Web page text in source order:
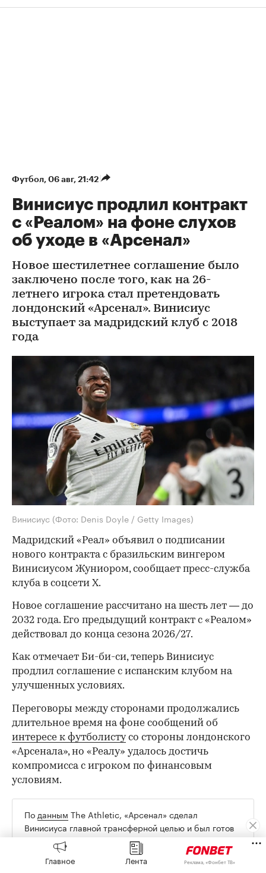
Футбол 06 авг, 21:42
Винисиус продлил контракт
с «Реалом» на фоне слухов
об уходе в «Арсенал»
Новое шестилетнее соглашение было
заключено после того, как на 26-
летнего игрока стал претендовать
лондонский «Арсенал». Винисиус
выступает за мадридский клуб с 2018
года
Винисиус (Фото: Denis Doyle / Getty Images)
Мадридский «Реал» объявил о подписании
нового контракта с бразильским вингером
Винисиусом Жуниором, сообщает пресс-служба
клуба в соцсети X.
Новое соглашение рассчитано на шесть лет — до
2032 года. Его предыдущий контракт с «Реалом»
действовал до конца сезона 2026/27.
Как отмечает Би-би-си, теперь Винисиус
продлил соглашение с испанским клубом на
улучшенных условиях.
/
Переговоры между сторонами продолжались
длительное время на фоне сообщений об
интересе к футболистусо стороны лондонского
«Арсенала», но «Реалу» удалось достичь
компромисса с игроком по финансовым
условиям.
По данным The Athletic, «Арсенал» сделал
Винисиуса главной трансферной целью и был готов
пойти на исключительные финансовые условия ради
его подписания. Главный тренер Микель Артета
лично настаивал на трансфере бразильца, а
Главное Лента Реклама, «Фонбет ТВ»